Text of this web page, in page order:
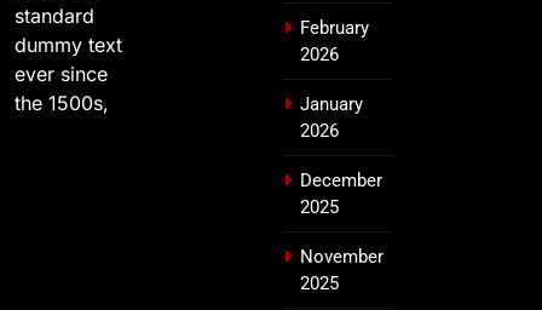
standard
dummy text
ever since
the 1500s,
February
2026
January
2026
December
2025
November
2025